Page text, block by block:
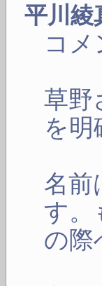
平川綾
コ
草野
を
名前
す。
の際